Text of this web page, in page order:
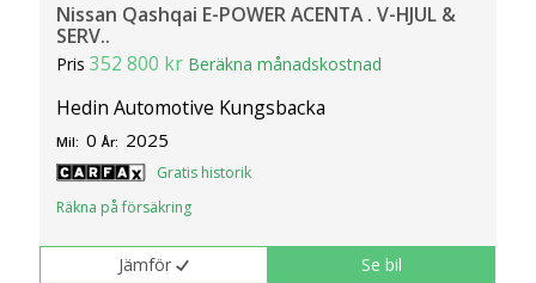
Nissan Qashqai E-POWER ACENTA . V-HJUL &
SERV..
Pris352 800 kr Beräkna månadskostnad
Hedin Automotive Kungsbacka
Mil: 0 År: 2025
Gratis historik
Räkna på försäkring
Jämför Se bil